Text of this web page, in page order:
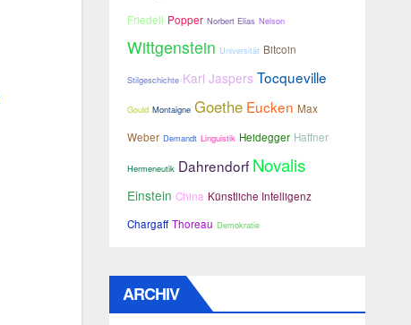
Friedell Popper Norbert Elias Nelson
Wittgenstein Universität Bitcoin
Stilgeschichte Karl Jaspers Tocqueville
Gould Montaigne Goethe Eucken Max
Weber Demandt Linguistik Heidegger Haffner
Hermeneutik Dahrendorf Novalis
Einstein China Künstliche Intelligenz
Chargaff Thoreau Demokratie
ARCHIV